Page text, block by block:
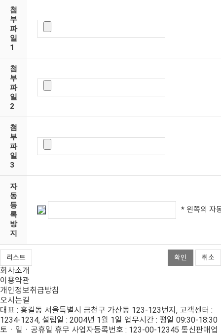
첨
부
파
일
1
첨
부
파
일
2
첨
부
파
일
3
자
동
등
록
방
지
* 왼쪽의 자
리스트 확인 취소
회사소개
이용약관
개인정보취급방침
오시는길
대표 : 홍길동 서울특별시 금천구 가산동 123-123번지, 고객센터 :
1234-1234, 설립일 : 2004년 1월 1일 업무시간 : 평일 09:30-18:30
토ㆍ일ㆍ공휴일 휴무 사업자등록번호 : 123-00-12345 통신판매업